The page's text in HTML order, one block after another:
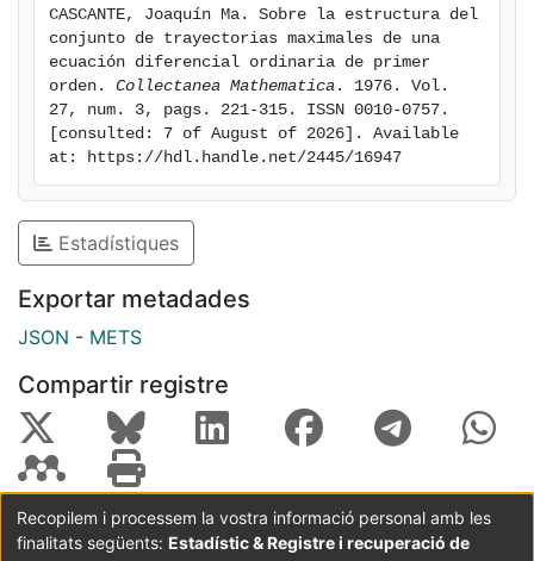
CASCANTE, Joaquín Ma. Sobre la estructura del
conjunto de trayectorias maximales de una
ecuación diferencial ordinaria de primer
orden. Collectanea Mathematica . 1976. Vol.
27, num. 3, pags. 221-315. ISSN 0010-0757.
[consulted: 7 of August of 2026]. Available
at: https://hdl.handle.net/2445/16947
Estadístiques
Exportar metadades
JSON - METS
Compartir registre
Coordinació:CRAI UB Avís legal
Metadades
Recopilem i processem la vostra informació personal amb les
finalitats següents: Estadístic & Registre i recuperació de